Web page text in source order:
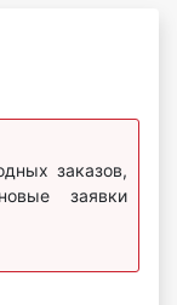
заказов,
заявки